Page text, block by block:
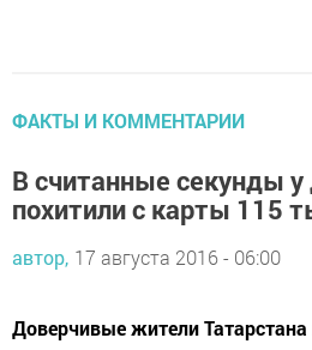
ФАКТЫ И КОММЕНТАРИИ
В считанные секунды
похитили с карты 115
автор, 17 августа 2016 - 06:00
Доверчивые жители